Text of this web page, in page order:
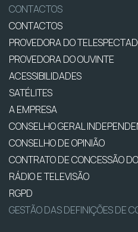
CONTACTOS
CONTACTOS
PROVEDORA DO
PROVEDORA DO OUVINTE
ACESSIBILIDADES
SATÉLITES
A EMPRESA
CONSELHO GERAL
CONSELHO DE OPINIÃO
CONTRATO DE CONCESSÃO
RÁDIO E TELEVISÃO
RGPD
GESTÃO DAS DEFINIÇÕES DE